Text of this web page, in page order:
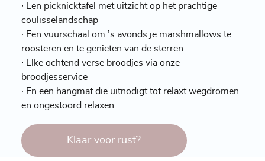
∙ Een picknicktafel met uitzicht op het prachtige
coulisselandschap
∙ Een vuurschaal om ’s avonds je marshmallows te
roosteren en te genieten van de sterren
∙ Elke ochtend verse broodjes via onze
broodjesservice
∙ En een hangmat die uitnodigt tot relaxt wegdromen
en ongestoord relaxen
Klaar voor rust?